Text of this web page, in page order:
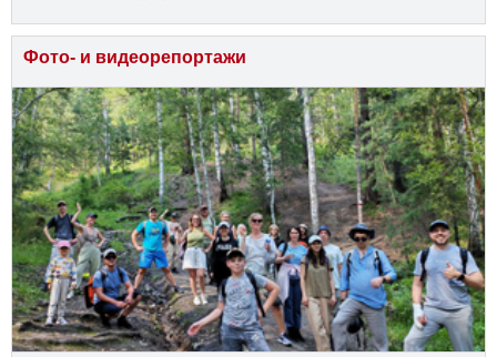
Фото- и видеорепортажи